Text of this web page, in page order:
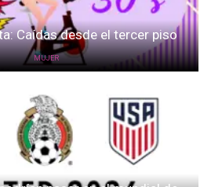
Caídas desde el tercer piso
MUJER